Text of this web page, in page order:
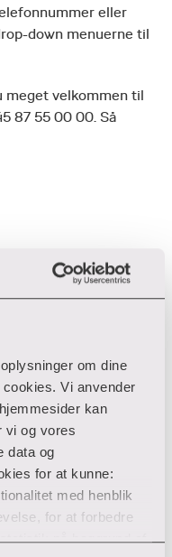
om dine
Vi anvender
kan
vi og vores
data og
for at kunne:
med henblik
for at forbedre
på baggrund af
eller
down menuerne til
meget velkommen til
87 55 00 00. Så
resultat